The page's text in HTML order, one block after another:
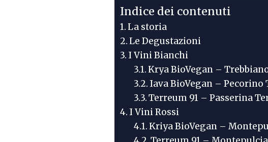
Indice dei contenuti
La storia
Le Degustazioni
I Vini Bianchi
Krya BioVegan – Trebbiano
Iava BioVegan – Pecorino
Terreum 91 – Passerina
I Vini Rossi
Kriya BioVegan –